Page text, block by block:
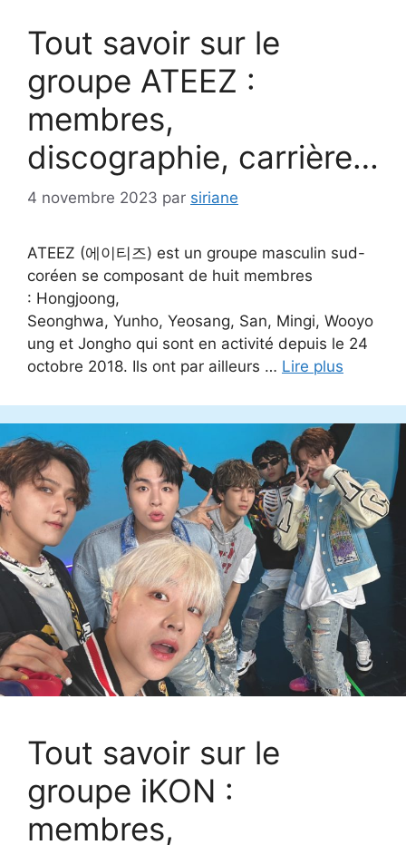
Tout savoir sur le
groupe ATEEZ :
membres,
discographie, carrière…
4 novembre 2023 par siriane
ATEEZ (에이티즈) est un groupe masculin sud-
coréen se composant de huit membres
: Hongjoong,
Seonghwa, Yunho, Yeosang, San, Mingi, Wooyo
ung et Jongho qui sont en activité depuis le 24
octobre 2018. Ils ont par ailleurs … Lire plus
Tout savoir sur le
groupe iKON :
membres,